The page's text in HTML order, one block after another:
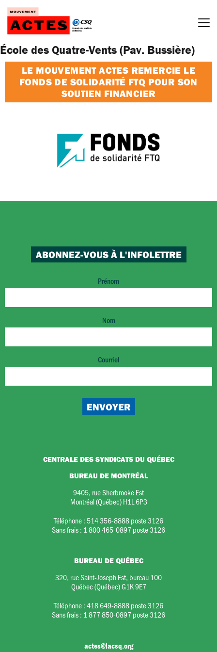
Passer
contenu
École des Quatre-Vents (Pav. Bussière)
LE MOUVEMENT ACTES REMERCIE LE
FONDS DE SOLIDARITÉ FTQ POUR SON
SOUTIEN FINANCIER
ABONNEZ-VOUS À L'INFOLETTRE
Prénom
Nom
Courriel
CENTRALE DES SYNDICATS DU QUÉBEC
BUREAU DE MONTRÉAL
9405, rue Sherbrooke Est
Montréal (Québec) H1L 6P3
Téléphone : 514 356-8888 poste 3126
Sans frais : 1 800 465-0897 poste 3126
BUREAU DE QUÉBEC
320, rue Saint-Joseph Est, bureau 100
Québec (Québec) G1K 9E7
Téléphone :418 649-8888 poste 3126
Sans frais : 1 877 850-0897 poste 3126
actes@lacsq.org